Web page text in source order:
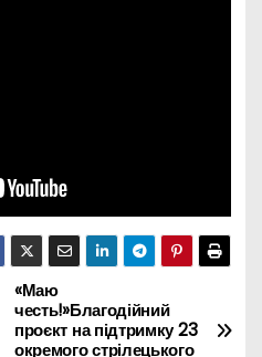
«Маю
честь!»Благодійний
проєкт на підтримку 23
окремого стрілецького